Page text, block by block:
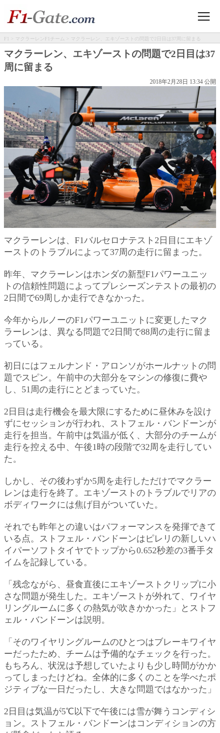
F1 > マクラーレンF1チーム > マクラーレン、エキゾーストの問題で2日目は37周に留まる
マクラーレン、エキゾーストの問題で2日目は37
周に留まる
2018年2月28日 13:34 公開
マクラーレンは、F1バルセロナテスト2日目にエキゾ
ーストのトラブルによって37周の走行に留まった。
昨年、マクラーレンはホンダの新型F1パワーユニッ
トの信頼性問題によってプレシーズンテストの最初の
2日間で69周しか走行できなかった。
今年からルノーのF1パワーユニットに変更したマク
ラーレンは、異なる問題で2日間で88周の走行に留ま
っている。
初日にはフェルナンド・アロンソがホールナットの問
題でスピン。午前中の大部分をマシンの修復に費や
し、51周の走行にとどまっていた。
2日目は走行機会を最大限にするために昼休みを設け
ずにセッションが行われ、ストフェル・バンドーンが
走行を担当。午前中は気温が低く、大部分のチームが
走行を控える中、午後1時の段階で32周を走行してい
た。
しかし、その後わずか5周を走行しただけでマクラー
レンは走行を終了。エキゾーストのトラブルでリアの
ボディワークには焦げ目がついていた。
それでも昨年との違いはパフォーマンスを発揮できて
いる点。ストフェル・バンドーンはピレリの新しいハ
イパーソフトタイヤでトップから0.652秒差の3番手タ
イムを記録している。
「残念ながら、昼食直後にエキゾーストクリップに小
さな問題が発生した。エキゾーストが外れて、ワイヤ
リングルームに多くの熱気が吹きかかった」とストフ
ェル・バンドーンは説明。
「そのワイヤリングルームのひとつはブレーキワイヤ
ーだったため、チームは予備的なチェックを行った。
もちろん、状況は予想していたよりも少し時間がかか
ってしまったけどね。全体的に多くのことを学べたポ
ジティブな一日だったし、大きな問題ではなかった」
2日目は気温が5℃以下で午後には雪が舞うコンディシ
ョン。ストフェル・バンドーンはコンディションの方